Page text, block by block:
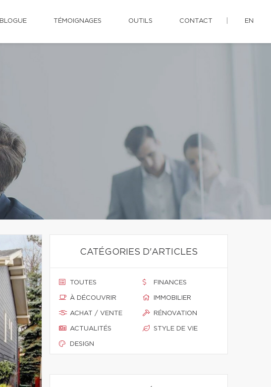
BLOGUE TÉMOIGNAGES OUTILS CONTACT EN
CATÉGORIES D'ARTICLES
TOUTES
À DÉCOUVRIR
ACHAT / VENTE
ACTUALITÉS
DESIGN
FINANCES
IMMOBILIER
RÉNOVATION
STYLE DE VIE